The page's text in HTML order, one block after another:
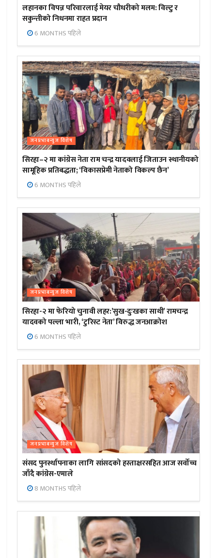
लहानका विपन्न परिवारलाई मेयर चौधरीको मलम: विल्टु र
सकुन्तीको निधनमा राहत प्रदान
6 MONTHS पहिले
जनप्रभाबन्युज विशेष
सिरहा–२ मा कांग्रेस नेता राम चन्द्र यादवलाई जिताउन स्थानीयको
सामूहिक प्रतिबद्धता; ‘विकासप्रेमी नेताको विकल्प छैन’
6 MONTHS पहिले
जनप्रभाबन्युज विशेष
सिरहा-२ मा फेरियो चुनावी लहर:’सुख-दुःखका साथी’ रामचन्द्र
यादवको पल्ला भारी, ‘टुरिस्ट नेता’ विरुद्ध जनआक्रोश
6 MONTHS पहिले
जनप्रभाबन्युज विशेष
संसद पुनर्स्थापनाका लागि सांसदको हस्ताक्षरसहित आज सर्वोच्च
जाँदै कांग्रेस-एमाले
8 MONTHS पहिले